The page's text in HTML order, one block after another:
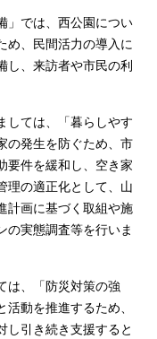
」では、西公園につい
め、民間活力の導入に
し、来訪者や市民の利
しては、「暮らしやす
の発生を防ぐため、市
要件を緩和し、空き家
理の適正化として、山
計画に基づく取組や施
の実態調査等を行いま
は、「防災対策の強
動を推進するため、
し引き続き支援すると